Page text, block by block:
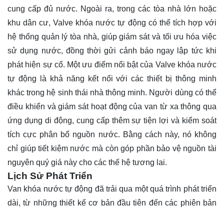
cung cấp đủ nước. Ngoài ra, trong các tòa nhà lớn hoặc
khu dân cư, Valve khóa nước tự động có thể tích hợp với
hệ thống quản lý tòa nhà, giúp giám sát và tối ưu hóa việc
sử dụng nước, đồng thời gửi cảnh báo ngay lập tức khi
phát hiện sự cố. Một ưu điểm nổi bật của Valve khóa nước
tự động là khả năng kết nối với các thiết bị thông minh
khác trong hệ sinh thái nhà thông minh. Người dùng có thể
điều khiển và giám sát hoạt động của van từ xa thông qua
ứng dụng di động, cung cấp thêm sự tiện lợi và kiểm soát
tích cực phân bổ nguồn nước. Bằng cách này, nó không
chỉ giúp tiết kiệm nước mà còn góp phần bảo vệ nguồn tài
nguyên quý giá này cho các thế hệ tương lai.
Lịch Sử Phát Triển
Van khóa nước tự động đã trải qua một quá trình phát triển
dài, từ những thiết kế cơ bản đầu tiên đến các phiên bản